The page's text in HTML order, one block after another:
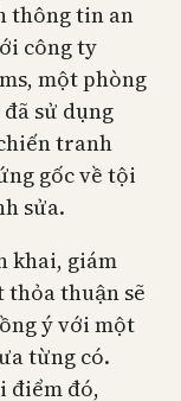
thông tin an
công ty
một phòng
sử dụng
tranh
gốc về tội
sửa.
khai, giám
thỏa thuận sẽ
ý với một
từng có.
điểm đó,